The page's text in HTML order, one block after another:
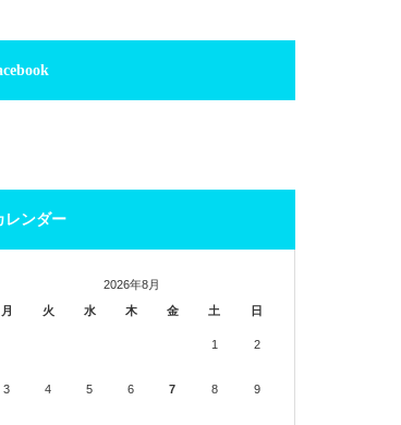
レンダー
2026年8月
月
火 水 木 金 土 日
1 2
3 4 5 6 7 8 9